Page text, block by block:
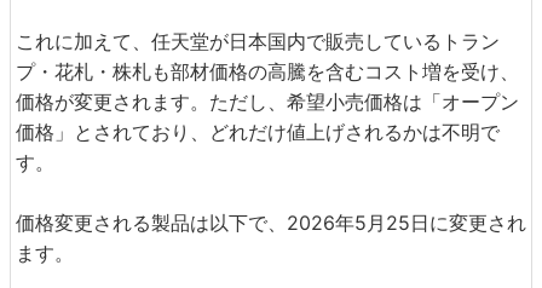
これに加えて、任天堂が日本国内で販売しているトラン
プ・花札・株札も部材価格の高騰を含むコスト増を受け、
価格が変更されます。ただし、希望小売価格は「オープン
価格」とされており、どれだけ値上げされるかは不明で
す。
価格変更される製品は以下で、2026年5月25日に変更され
ます。